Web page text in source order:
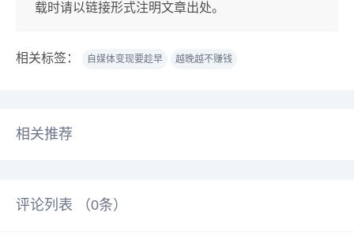
载时请以链接形式注明文章出处。
相关标签： 自媒体变现要趁早 越晚越不赚钱
相关推荐
评论列表 （0条）